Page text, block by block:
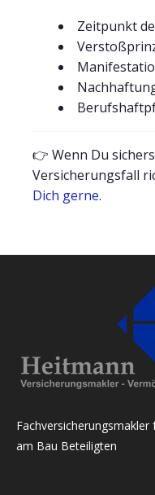
Zeitpunkt
👉 Wenn Du
Versicherungsfall
Dich gerne.
am Bau Beteiligten